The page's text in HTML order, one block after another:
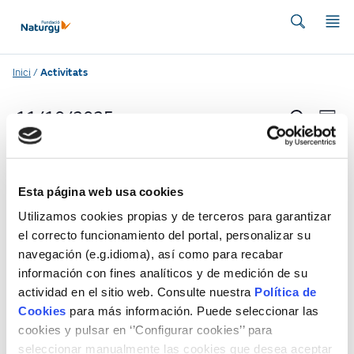
Esta página web usa cookies
Utilizamos cookies propias y de terceros para garantizar
el correcto funcionamiento del portal, personalizar su
navegación (e.g.idioma), así como para recabar
información con fines analíticos y de medición de su
actividad en el sitio web. Consulte nuestra Política de
Cookies para más información. Puede seleccionar las
cookies y pulsar en ‘’Configurar cookies’’ para
seleccionar manualmente las cookies que desea aceptar
Inici /Activitats
N
a
e
a
c
Cerca N
a
g
Dia
11/10/2025
selecciona
una
No hi ha cap esdeveniments planificat per a
esdeveniments.
Dia anterior Següent dia
Subscribe to calendar